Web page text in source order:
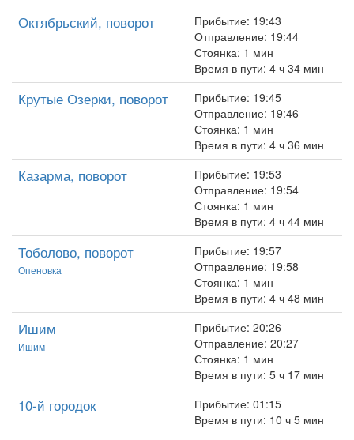
Октябрьский, поворот
Прибытие: 19:43
Отправление: 19:44
Стоянка: 1 мин
Время в пути: 4 ч 34 мин
Крутые Озерки, поворот
Прибытие: 19:45
Отправление: 19:46
Стоянка: 1 мин
Время в пути: 4 ч 36 мин
Казарма, поворот
Прибытие: 19:53
Отправление: 19:54
Стоянка: 1 мин
Время в пути: 4 ч 44 мин
Тоболово, поворот
Опеновка
Прибытие: 19:57
Отправление: 19:58
Стоянка: 1 мин
Время в пути: 4 ч 48 мин
Ишим
Ишим
Прибытие: 20:26
Отправление: 20:27
Стоянка: 1 мин
Время в пути: 5 ч 17 мин
10-й городок
Прибытие: 01:15
Время в пути: 10 ч 5 мин